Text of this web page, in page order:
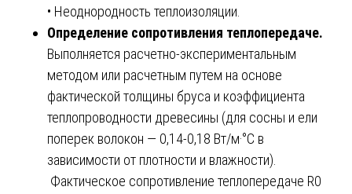
• Неоднородность теплоизоляции.
Определение сопротивления теплопередаче.
Выполняется расчетно-экспериментальным
методом или расчетным путем на основе
фактической толщины бруса и коэффициента
теплопроводности древесины (для сосны и ели
поперек волокон — 0,14-0,18 Вт/м·°С в
зависимости от плотности и влажности).
Фактическое сопротивление теплопередаче R0